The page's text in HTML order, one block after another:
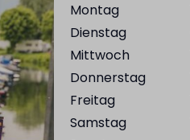
Montag
Dienstag
Mittwoch
Donnerstag
Freitag
Samstag